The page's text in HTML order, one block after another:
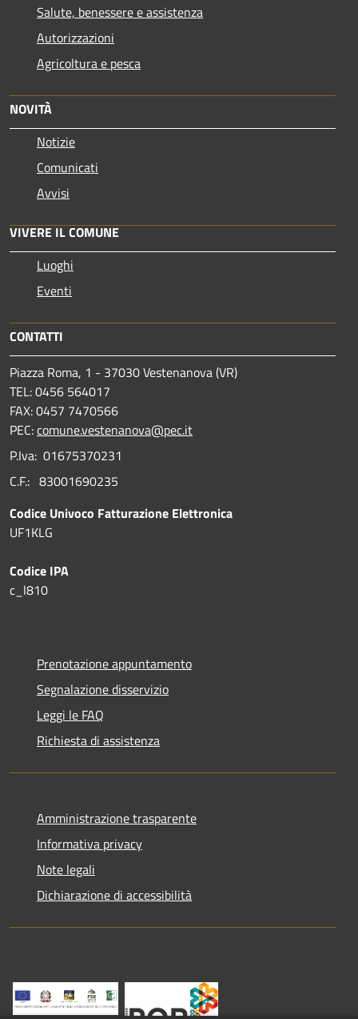
Salute, benessere e assistenza
Autorizzazioni
Agricoltura e pesca
NOVITÀ
Notizie
Comunicati
Avvisi
VIVERE IL COMUNE
Luoghi
Eventi
CONTATTI
Piazza Roma, 1 - 37030 Vestenanova (VR)
TEL: 0456 564017
FAX: 0457 7470566
PEC:comune.vestenanova@pec.it
P.Iva: 01675370231
C.F.: 83001690235
Codice Univoco Fatturazione Elettronica
UF1KLG
Codice IPA
c_l810
Prenotazione appuntamento
Segnalazione disservizio
Leggi le FAQ
Richiesta di assistenza
Amministrazione trasparente
Informativa privacy
Note legali
Dichiarazione di accessibilità